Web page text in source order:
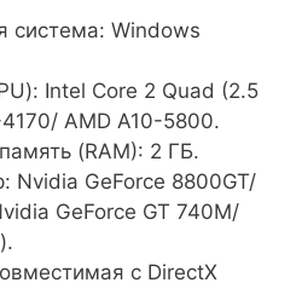
система: Windows
Intel Core 2 Quad (2.5
AMD A10-5800.
(RAM): 2 ГБ.
Nvidia GeForce 8800GT/
GeForce GT 740M/
с DirectX